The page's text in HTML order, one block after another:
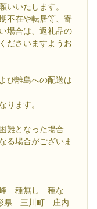
いいたします。
不在や転居等、寄
場合は、返礼品の
ださいますようお
び離島への配送は
ります。
難となった場合
る場合がございま
種無し 種な
三川町 庄内